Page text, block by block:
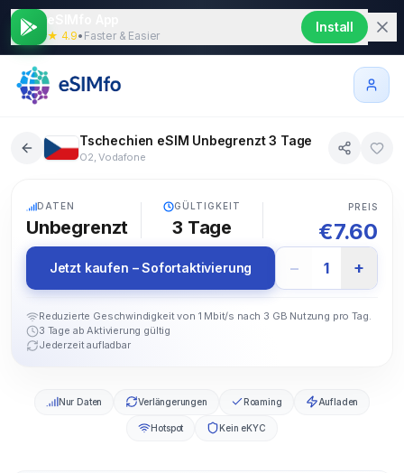
★ 4.9• Faster & Easier
Install
Tschechien eSIM Unbegrenzt 3 Tage
O2, Vodafone
DATEN
Unbegrenzt
GÜLTIGKEIT
3 Tage
PREIS
€7.60
Jetzt kaufen – Sofortaktivierung − 1 +
Reduzierte Geschwindigkeit von 1 Mbit/s nach 3 GB Nutzung pro Tag.
3 Tage ab Aktivierung gültig
Jederzeit aufladbar
Nur Daten Verlängerungen Roaming Aufladen
Hotspot Kein eKYC